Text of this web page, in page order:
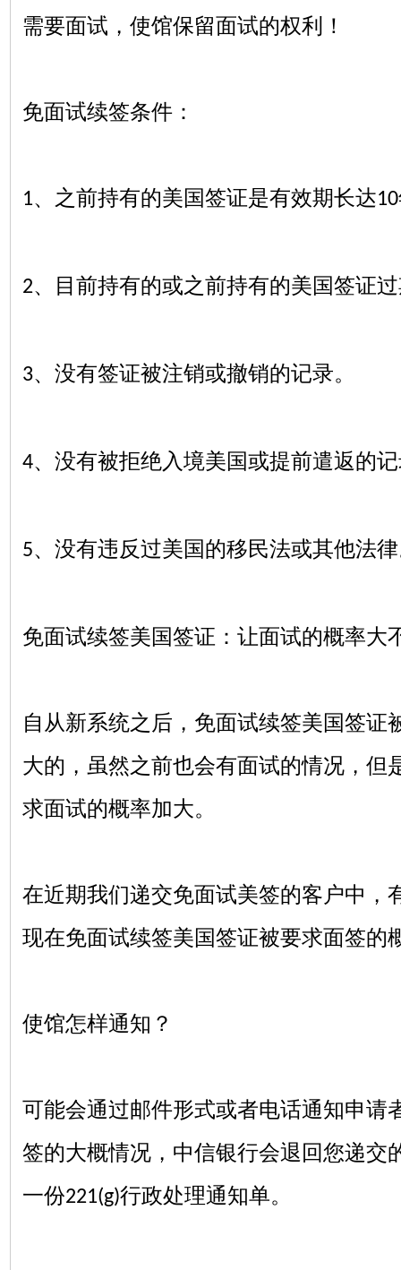
需要面试，使馆保留面试的权利！
免面试续签条件：
1️、之前持有的美国签证是有效期长达10
2️、目前持有的或之前持有的美国签证
3️、没有签证被注销或撤销的记录。
4️、没有被拒绝入境美国或提前遣返的
5️、没有违反过美国的移民法或其他法
免面试续签美国签证：让面试的概率大
自从新系统之后，免面试续签美国签证
大的，虽然之前也会有面试的情况，但
求面试的概率加大。
在近期我们递交免面试美签的客户中，
现在免面试续签美国签证被要求面签的
使馆怎样通知？
可能会通过邮件形式或者电话通知申请
签的大概情况，中信银行会退回您递交
一份221(g)行政处理通知单。